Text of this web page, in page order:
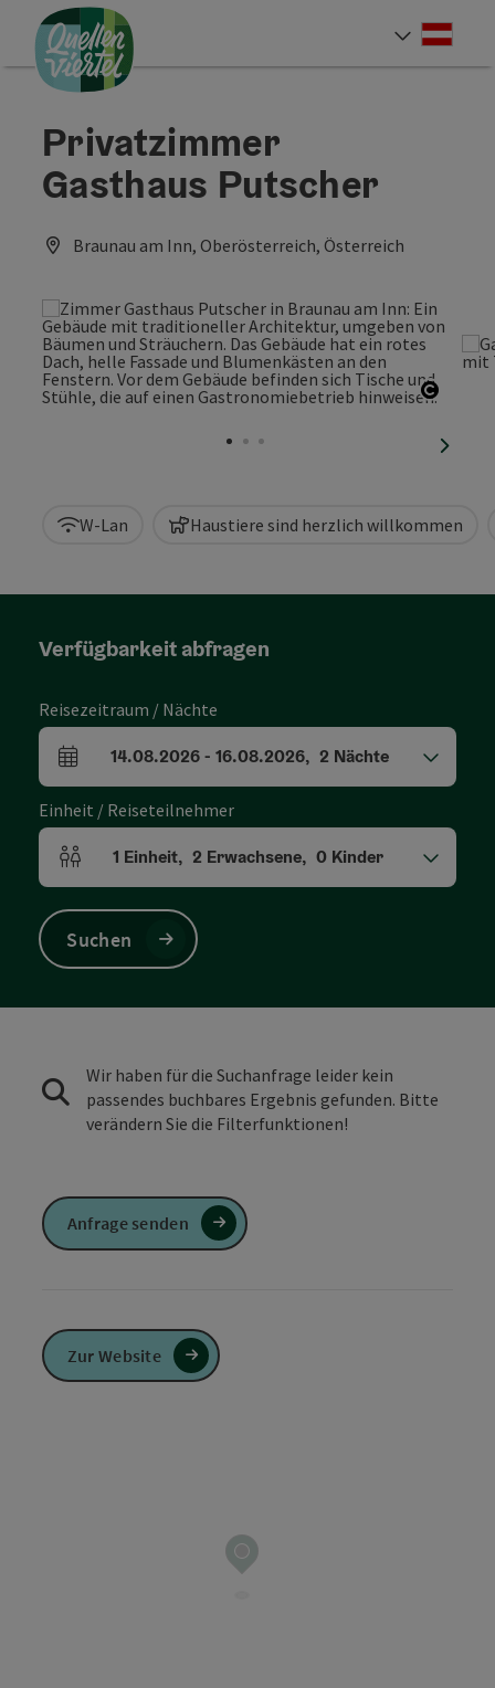
Zum Inhalt
Zur Navigation
Zum Seitenanfang
Privatzimmer
Gasthaus Putscher
Braunau am Inn, Oberösterreich, Österreich
W-Lan Haustiere sind herzlich willkommen
Verfügbarkeit abfragen
Reisezeitraum / Nächte
An- und Abreisefelder
14.08.2026- 16.08.2026, 2 Nächte
Einheit / Reiseteilnehmer
Einheitenanzahl und Personenfelder
1 Einheit, 2 Erwachsene, 0 Kinder
Suchen
Wir haben für die Suchanfrage leider kein
passendes buchbares Ergebnis gefunden. Bitte
verändern Sie die Filterfunktionen!
Anfrage senden
Zur Website